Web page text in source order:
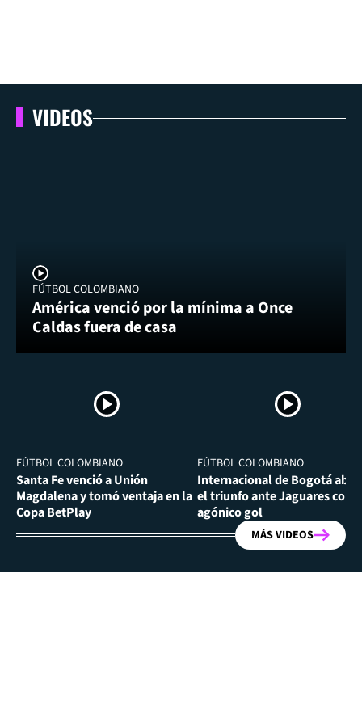
VIDEOS
FÚTBOL COLOMBIANO
América venció por la mínima a Once
Caldas fuera de casa
FÚTBOL COLOMBIANO
Santa Fe venció a Unión
Magdalena y tomó ventaja en la
Copa BetPlay
FÚTBOL COLOMBIANO
Internacional de Bogotá
el triunfo ante Jaguares con
agónico gol
MÁS VIDEOS